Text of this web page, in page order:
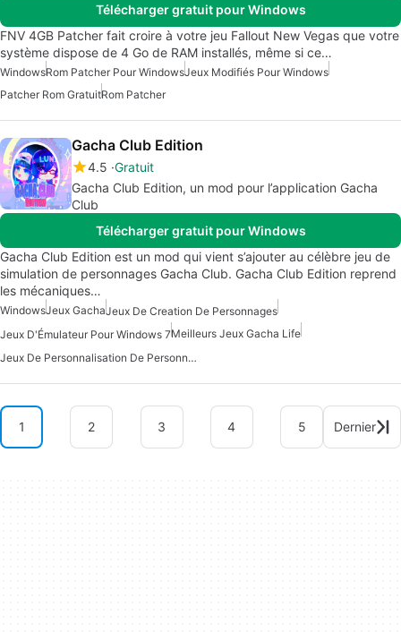
Télécharger gratuit pour Windows
FNV 4GB Patcher fait croire à votre jeu Fallout New Vegas que votre
système dispose de 4 Go de RAM installés, même si ce…
WindowsRom Patcher Pour WindowsJeux Modifiés Pour Windows
Patcher Rom GratuitRom Patcher
Gacha Club Edition
4.5 Gratuit
Gacha Club Edition, un mod pour l’application Gacha
Club
Télécharger gratuit pour Windows
Gacha Club Edition est un mod qui vient s’ajouter au célèbre jeu de
simulation de personnages Gacha Club. Gacha Club Edition reprend
les mécaniques…
WindowsJeux GachaJeux De Creation De Personnages
Jeux D'Émulateur Pour Windows 7Meilleurs Jeux Gacha Life
Jeux De Personnalisation De Personnages Gratuits
1 2 3 4 5 Dernier